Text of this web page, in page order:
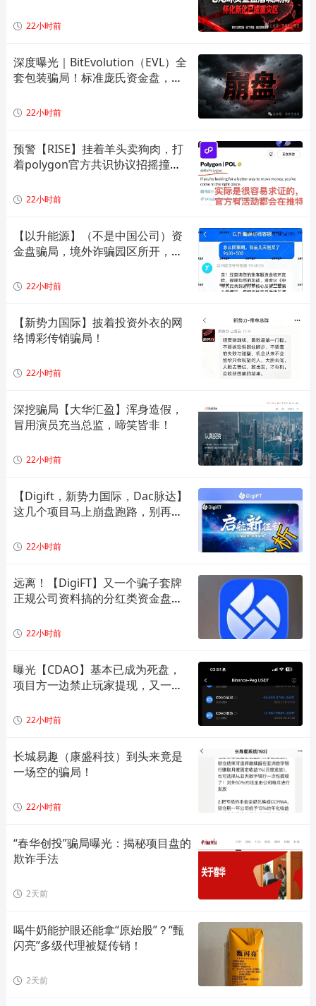
解预警！
22小时前
深度曝光｜BitEvolution（EVL）全
套包装骗局！标准庞氏资金盘，多
22小时前
预警【RISE】挂着羊头卖狗肉，打
着polygon官方共识协议招摇撞
模型，崩盘倒计时！
22小时前
【以升能源】（不是中国公司）资
金盘骗局，境外诈骗园区所开，单
22小时前
【新势力国际】披着投资外衣的网
络博彩传销骗局！
22小时前
深挖骗局【大华汇盈】浑身造假，
冒用演员充当总监，啼笑皆非！
22小时前
【Digift，新势力国际，Dac脉达】
这几个项目马上崩盘跑路，别再被
22小时前
远离！【DigiFT】又一个骗子套牌
正规公司资料搞的分红类资金盘骗
22小时前
曝光【CDAO】基本已成为死盘，
项目方一边禁止玩家提现，又一边
22小时前
长城易趣（康盛科技）到头来竟是
一场空的骗局！
22小时前
“春华创投”骗局曝光：揭秘项目盘的
欺诈手法
2天前
喝牛奶能护眼还能拿“原始股”？“甄
闪亮”多级代理被疑传销！
2天前